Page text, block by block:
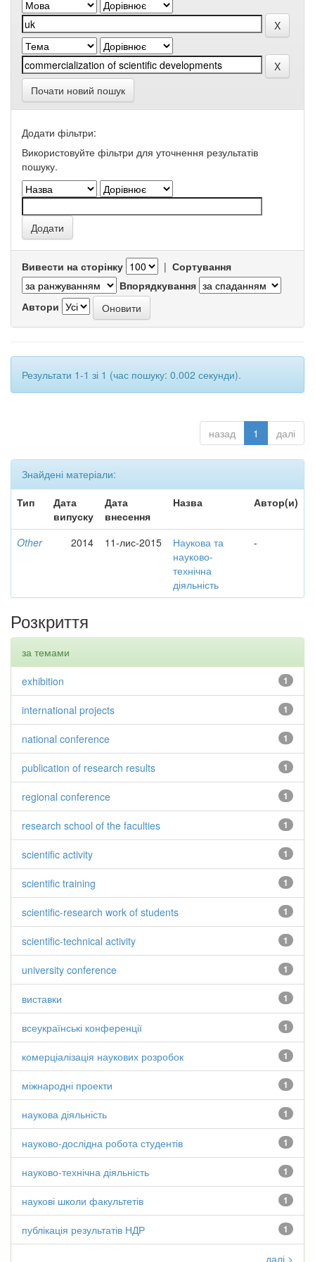
Почати новий пошук
Додати фільтри:
Використовуйте фільтри для уточнення результатів
пошуку.
Вивести на сторінку | Сортування
Впорядкування
Автори
Результати 1-1 зі 1 (час пошуку: 0.002 секунди).
назад 1 далі
Знайдені матеріали:
Тип
Дата
випуску
Дата
внесення
Назва Автор(и)
Other 2014 11-лис-2015
Наукова та
науково-
технічна
діяльність
-
Розкриття
за темами
1
exhibition
1
international projects
1
national conference
1
publication of research results
1
regional conference
1
research school of the faculties
1
scientific activity
1
scientific training
1
scientific-research work of students
1
scientific-technical activity
1
university conference
1
виставки
1
всеукраїнські конференції
1
комерціалізація наукових розробок
1
міжнародні проекти
1
наукова діяльність
1
науково-дослідна робота студентів
1
науково-технічна діяльність
1
наукові школи факультетів
1
публікація результатів НДР
далі >